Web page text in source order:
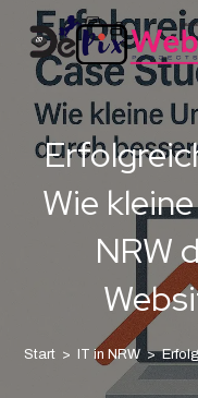
Wie
NRW
Start > IT in NRW >